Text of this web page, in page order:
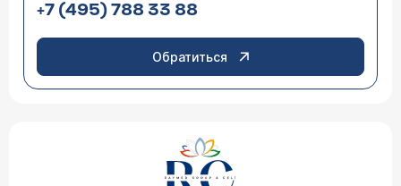
+7 (495) 788 33 88
Обратиться